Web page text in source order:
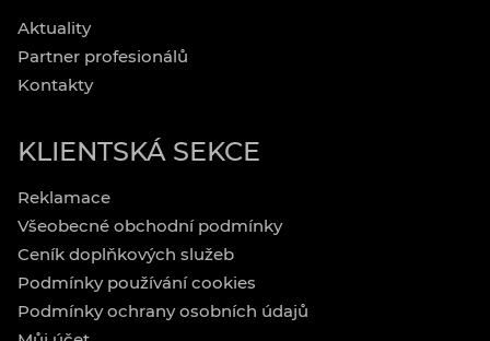
Aktuality
Partner profesionálů
Kontakty
KLIENTSKÁ SEKCE
Reklamace
Všeobecné obchodní podmínky
Ceník doplňkových služeb
Podmínky používání cookies
Podmínky ochrany osobních údajů